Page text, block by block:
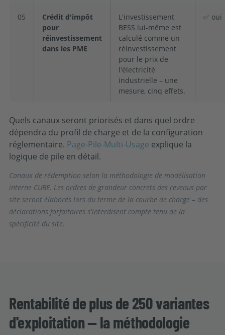
05
Crédit d'impôt
pour
réinvestissement
dans les PME
L'investissement
BESS lui-même est
calculé comme un
réinvestissement
pour le prix de
l'électricité
industrielle – une
mesure, cinq effets.
✅ oui
Quels canaux seront priorisés et dans quel ordre
dépendra du profil de charge et de la configuration
réglementaire. Page-Pile-Multi-Usage explique la
logique de pile en détail.
Canaux de rédemption selon la méthodologie de modélisation
interne CUBE. Les ordres de grandeur concrets des revenus par
site seront élaborés lors du terme de la courbe de charge – des
déclarations forfaitaires s'interdisent compte tenu de la
spécificité du site.
Rentabilité de plus de 250 variantes
d'exploitation — la méthodologie